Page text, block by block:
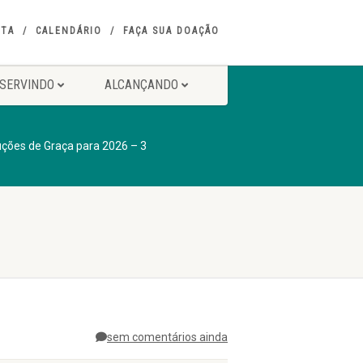
CALENDÁRIO FAÇA SUA DOAÇÃO
SERVINDO ALCANÇANDO
de Graça para 2026 – 3
sem comentários ainda